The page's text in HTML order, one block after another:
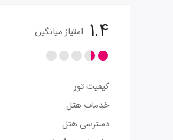
1.4 امتیاز میانگین
کیفیت تور
خدمات هتل
دسترسی هتل